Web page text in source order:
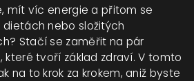
mít víc energie a přitom se
nebo složitých
Stačí se zaměřit na pár
které tvoří základ zdraví. V tomto
na to krok za krokem, aniž byste